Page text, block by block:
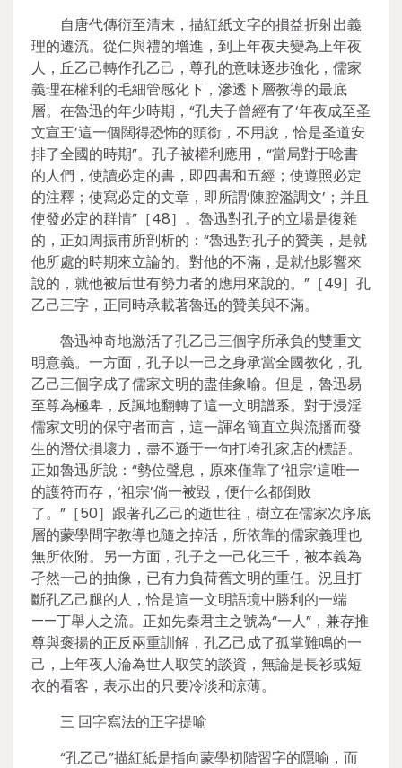
自唐代傳衍至清末，描紅紙文字的損益折射出義
理的遷流。從仁與禮的增進，到上年夜夫變為上年夜
人，丘乙己轉作孔乙己，尊孔的意味逐步強化，儒家
義理在權利的毛細管感化下，滲透下層教導的最底
層。在魯迅的年少時期，“孔夫子曾經有了‘年夜成至圣
文宣王’這一個闊得恐怖的頭銜，不用說，恰是圣道安
排了全國的時期”。孔子被權利應用，“當局對于唸書
的人們，使讀必定的書，即四書和五經；使遵照必定
的注釋；使寫必定的文章，即所謂‘陳腔濫調文’；并且
使發必定的群情”［48］。魯迅對孔子的立場是復雜
的，正如周振甫所剖析的：“魯迅對孔子的贊美，是就
他所處的時期來立論的。對他的不滿，是就他影響來
說的，就他被后世有勢力者的應用來說的。”［49］孔
乙己三字，正同時承載著魯迅的贊美與不滿。
魯迅神奇地激活了孔乙己三個字所承負的雙重文
明意義。一方面，孔子以一己之身承當全國教化，孔
乙己三個字成了儒家文明的盡佳象喻。但是，魯迅易
至尊為極卑，反諷地翻轉了這一文明譜系。對于浸淫
儒家文明的保守者而言，這一諢名簡直立與流播而發
生的潛伏損壞力，盡不遜于一句打垮孔家店的標語。
正如魯迅所說：“勢位聲息，原來僅靠了‘祖宗’這唯一
的護符而存，‘祖宗’倘一被毀，便什么都倒敗
了。”［50］跟著孔乙己的逝世往，樹立在儒家次序底
層的蒙學問字教導也隨之掉活，所依靠的儒家義理也
無所依附。另一方面，孔子之一己化三千，被本義為
孑然一己的抽像，已有力負荷舊文明的重任。況且打
斷孔乙己腿的人，恰是這一文明語境中勝利的一端
——丁舉人之流。正如先秦君主之號為“一人”，兼存推
尊與褒揚的正反兩重訓解，孔乙己成了孤掌難鳴的一
己，上年夜人淪為世人取笑的談資，無論是長衫或短
衣的看客，表示出的只要冷淡和涼薄。
三 回字寫法的正字提喻
“孔乙己”描紅紙是指向蒙學初階習字的隱喻，而